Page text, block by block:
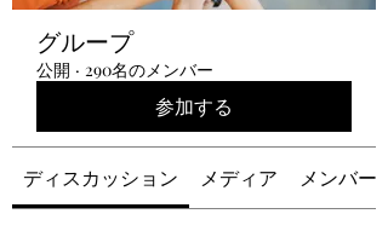
グループ
公開 · 290名のメンバー
参加する
ディスカッション メディア メンバー